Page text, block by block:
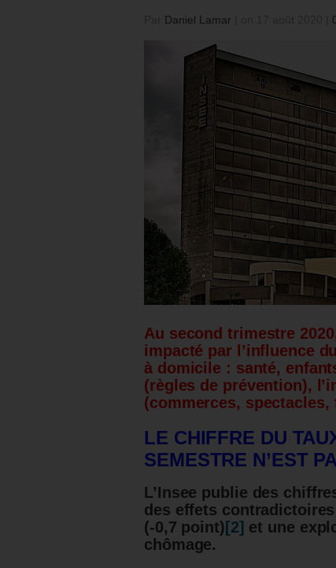
Daniel Lamar
Au second trimestre
impacté par l’influence
à domicile : santé,
(règles de prévention),
(commerces,
LE CHIFFRE DU
SEMESTRE N’EST
L’Insee publie des
des effets
(-0,7 point) [2] et une
chômage.